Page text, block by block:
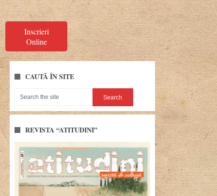
Inscrieri
Online
CAUTĂ ÎN SITE
REVISTA “ATITUDINI”